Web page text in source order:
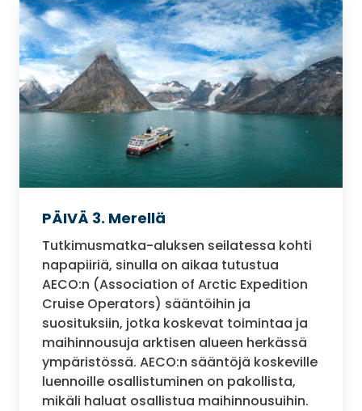
PÄIVÄ 3. Merellä
Tutkimusmatka-aluksen seilatessa kohti
napapiiriä, sinulla on aikaa tutustua
AECO:n (Association of Arctic Expedition
Cruise Operators) sääntöihin ja
suosituksiin, jotka koskevat toimintaa ja
maihinnousuja arktisen alueen herkässä
ympäristössä. AECO:n sääntöjä koskeville
luennoille osallistuminen on pakollista,
mikäli haluat osallistua maihinnousuihin.